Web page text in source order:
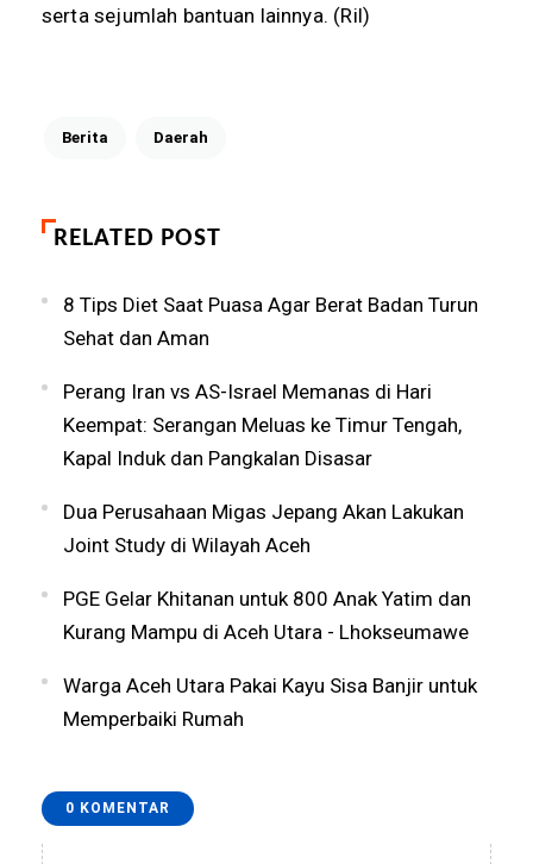
serta sejumlah bantuan lainnya. (Ril)
Berita Daerah
RELATED POST
8 Tips Diet Saat Puasa Agar Berat Badan Turun
Sehat dan Aman
Perang Iran vs AS-Israel Memanas di Hari
Keempat: Serangan Meluas ke Timur Tengah,
Kapal Induk dan Pangkalan Disasar
Dua Perusahaan Migas Jepang Akan Lakukan
Joint Study di Wilayah Aceh
PGE Gelar Khitanan untuk 800 Anak Yatim dan
Kurang Mampu di Aceh Utara - Lhokseumawe
Warga Aceh Utara Pakai Kayu Sisa Banjir untuk
Memperbaiki Rumah
0 KOMENTAR